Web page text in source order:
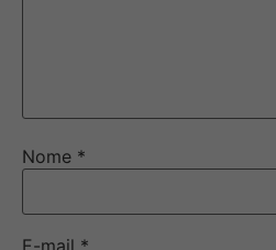
Nome *
E-mail *